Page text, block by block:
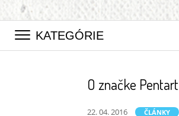
KATEGÓRIE
O značke Pentart
22. 04. 2016 ČLÁNKY